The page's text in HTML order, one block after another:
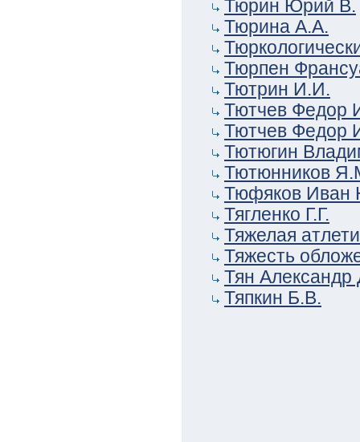
Тюрин Юрий В.
Тюрина А.А.
Тюрпен
Тютрин И.И.
Тютчев Федор
Тютчев Федор
Тютюгин
Тютюнников
Тюфяков Иван
Тягленко Г.Г.
Тяжелая
Тяжесть
Тян Александр
Тяпкин Б.В.